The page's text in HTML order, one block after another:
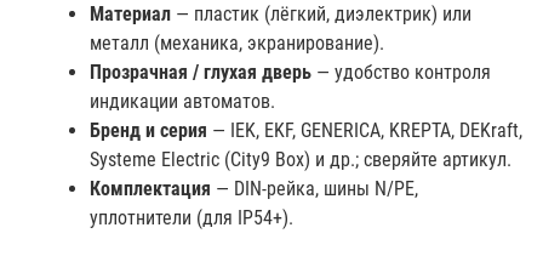
Материал — пластик (лёгкий, диэлектрик) или
металл (механика, экранирование).
Прозрачная / глухая дверь — удобство контроля
индикации автоматов.
Бренд и серия — IEK, EKF, GENERICA, KREPTA, DEKraft,
Systeme Electric (City9 Box) и др.; сверяйте артикул.
Комплектация — DIN-рейка, шины N/PE,
уплотнители (для IP54+).